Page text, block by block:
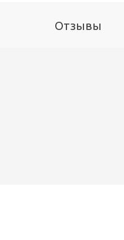
Отзывы